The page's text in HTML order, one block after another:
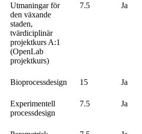
Utmaningar för
den växande
staden,
tvärdiciplinär
projektkurs A:1
(OpenLab
projektkurs)
7.5 Ja
Bioprocessdesign 15 Ja
Experimentell
processdesign
7.5 Ja